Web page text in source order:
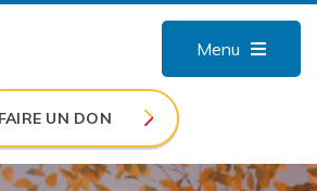
Menu
FAIRE UN DON